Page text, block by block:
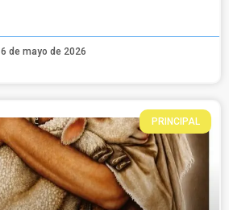
6 de mayo de 2026
PRINCIPAL